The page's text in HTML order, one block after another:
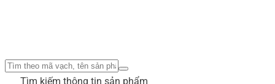
Tìm kiếm thông tin sản phẩm